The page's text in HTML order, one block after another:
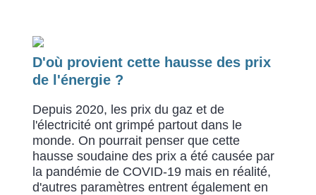
D'où provient cette hausse des prix
de l'énergie ?
Depuis 2020, les prix du gaz et de
l'électricité ont grimpé partout dans le
monde. On pourrait penser que cette
hausse soudaine des prix a été causée par
la pandémie de COVID-19 mais en réalité,
d'autres paramètres entrent également en